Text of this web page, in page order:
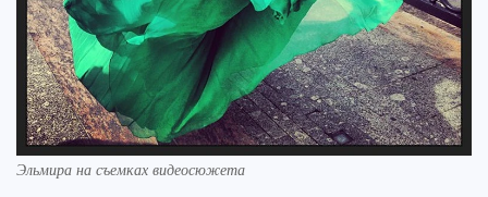
Эльмира на съемках видеосюжета